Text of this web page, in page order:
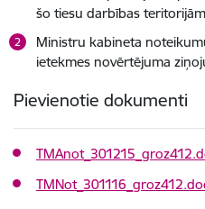
šo tiesu darbības
Ministru kabineta
ietekmes novērtējuma
Pievienotie dokumenti